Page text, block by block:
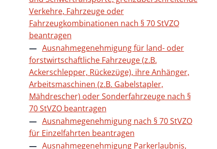
Verkehre, Fahrzeuge oder
Fahrzeugkombinationen nach § 70 StVZO
beantragen
Ausnahmegenehmigung für land- oder
forstwirtschaftliche Fahrzeuge (z.B.
Ackerschlepper, Rückezüge), ihre Anhänger,
Arbeitsmaschinen (z.B. Gabelstapler,
Mähdrescher) oder Sonderfahrzeuge nach §
70 StVZO beantragen
Ausnahmegenehmigung nach § 70 StVZO
für Einzelfahrten beantragen
Ausnahmegenehmigung Parkerlaubnis,